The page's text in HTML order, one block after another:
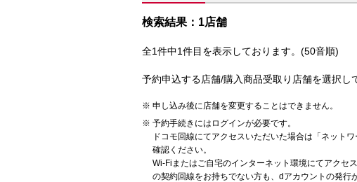
検索結果：1店舗
全1件中1件目を表示しております。(50音順)
予約申込する店舗/購入商品受取り店舗を選択し
申し込み後に店舗を変更することはできません。
予約手続きにはログインが必要です。
ドコモ回線にてアクセスいただいた場合は「ネット
確認ください。
Wi-Fiまたはご自宅のインターネット環境にてアクセ
の契約回線をお持ちでない方も、dアカウントの発行